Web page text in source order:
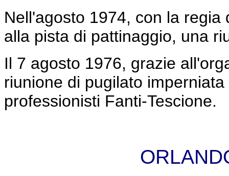
Nell'agosto 1974, con la
alla pista di pattinaggio, una
Il 7 agosto 1976, grazie
riunione di pugilato
professionisti Fanti-Tescione.